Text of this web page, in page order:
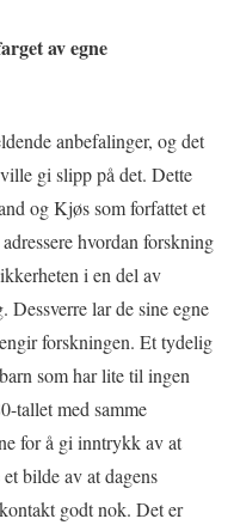
av egne
anbefalinger, og det
gi slipp på det. Dette
og Kjøs som forfattet et
hvordan forskning
i en del av
lar de sine egne
forskningen. Et tydelig
som har lite til ingen
tallet med samme
for å gi inntrykk av at
bilde av at dagens
godt nok. Det er